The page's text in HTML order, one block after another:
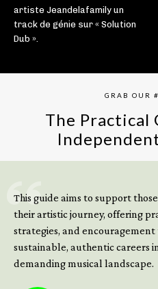
artiste Jeandelafamily un
track de génie sur « Solution
Dub ».
GRAB OUR
The Practical
This guide aims to support
their artistic journey, offering
strategies, and
sustainable, authentic careers
demanding musical landscape.